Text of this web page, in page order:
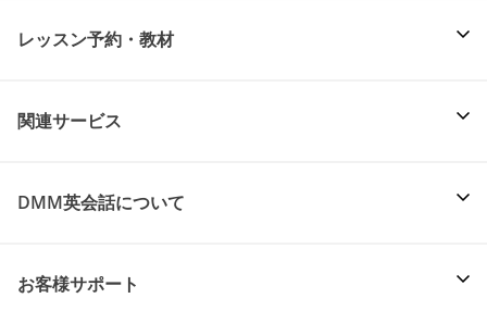
レッスン予約・教材
関連サービス
DMM英会話について
お客様サポート